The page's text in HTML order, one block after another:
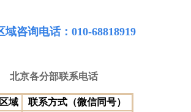
域咨询电话：010-68818919
北京各分部联系电话
域
联系方式（微信同号）